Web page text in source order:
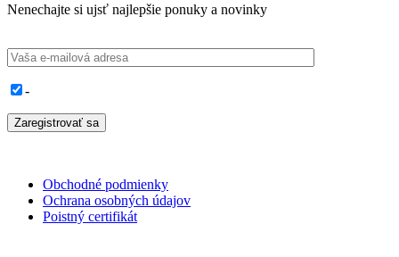
Nenechajte si ujsť najlepšie ponuky a novinky
-
Obchodné podmienky
Ochrana osobných údajov
Poistný certifikát